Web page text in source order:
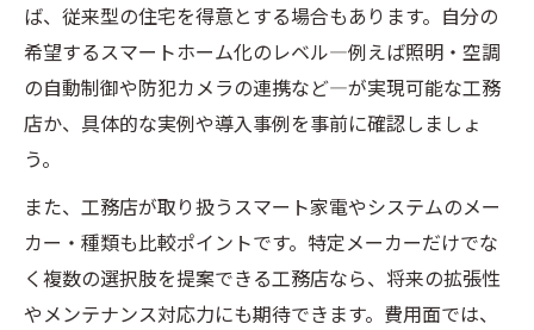
ば、従来型の住宅を得意とする場合もあります。自分の
希望するスマートホーム化のレベル―例えば照明・空調
の自動制御や防犯カメラの連携など―が実現可能な工務
店か、具体的な実例や導入事例を事前に確認しましょ
う。
また、工務店が取り扱うスマート家電やシステムのメー
カー・種類も比較ポイントです。特定メーカーだけでな
く複数の選択肢を提案できる工務店なら、将来の拡張性
やメンテナンス対応力にも期待できます。費用面では、